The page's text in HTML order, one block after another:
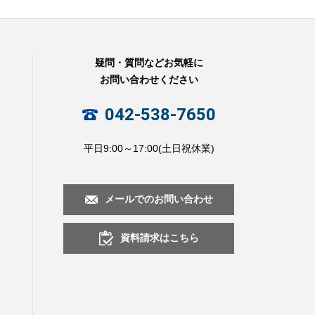
疑問・質問などお気軽に
お問い合わせください
042-538-7650
平日9:00～17:00(土日祝休業)
メールでのお問い合わせ
資料請求はこちら